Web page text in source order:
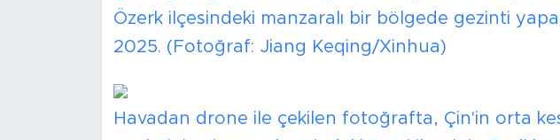
Özerk ilçesindeki manzaralı bir bölgede gezinti
2025. (Fotoğraf: Jiang Keqing/Xinhua)
Havadan drone ile çekilen fotoğrafta, Çin'in orta